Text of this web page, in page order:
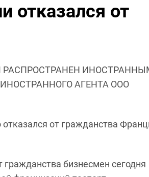
отказался от
АГЕНТА ООО
от гражданства
бизнесмен сегодня